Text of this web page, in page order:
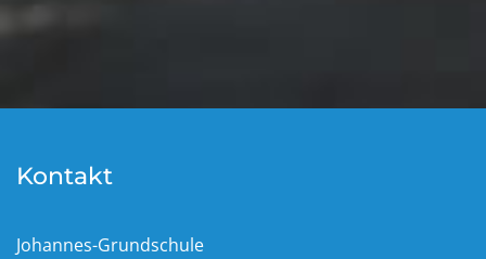
Kontakt
Johannes-Grundschule